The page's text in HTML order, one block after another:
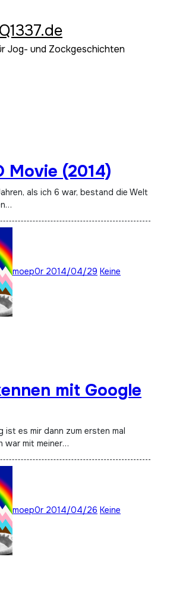
Jog- und Zockgeschichten
Movie (2014)
moep0r 2014/04/29 Keine
mit Google
war mit meiner…
moep0r 2014/04/26 Keine